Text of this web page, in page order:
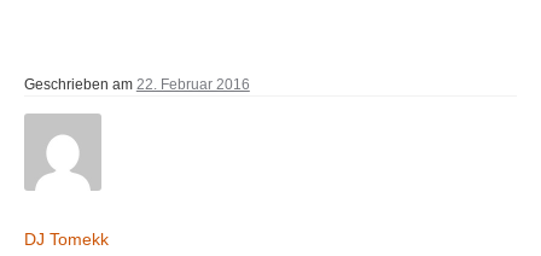
Geschrieben am 22. Februar 2016
DJ Tomekk